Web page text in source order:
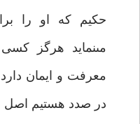
حكيم كه او را
مى‏نمايد هرگز
معرفت و ايمان
در صدد هستيم اصل